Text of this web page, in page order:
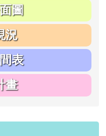
圖
況
表
畫